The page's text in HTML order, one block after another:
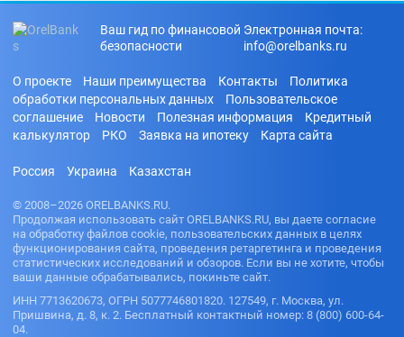
Ваш гид по финансовой
безопасности
Электронная почта:
info@orelbanks.ru
О проекте Наши преимущества Контакты
Политика
обработки персональных данных
Пользовательское
соглашение
Новости Полезная информация
Кредитный
калькулятор
РКО Заявка на ипотеку Карта сайта
Россия Украина Казахстан
© 2008–2026 ORELBANKS.RU.
Продолжая использовать сайт ORELBANKS.RU, вы даете согласие
на обработку файлов cookie, пользовательских данных в целях
функционирования сайта, проведения ретаргетинга и проведения
статистических исследований и обзоров. Если вы не хотите, чтобы
ваши данные обрабатывались, покиньте сайт.
ИНН 7713620673, ОГРН 5077746801820. 127549, г. Москва, ул.
Пришвина, д. 8, к. 2. Бесплатный контактный номер: 8 (800) 600-64-
04.